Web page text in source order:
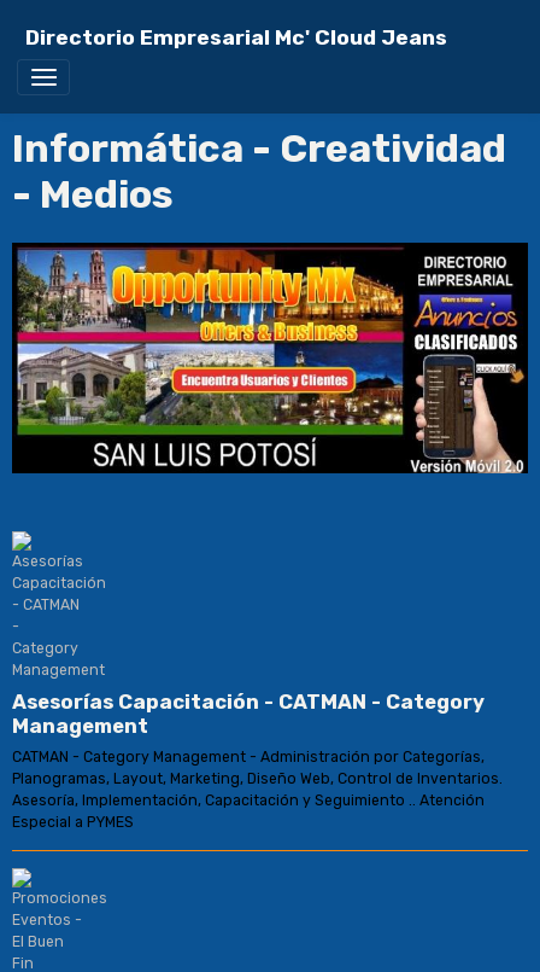
Directorio Empresarial Mc' Cloud Jeans
Informática - Creatividad
- Medios
Asesorías Capacitación - CATMAN - Category
Management
CATMAN - Category Management - Administración por Categorías,
Planogramas, Layout, Marketing, Diseño Web, Control de Inventarios.
Asesoría, Implementación, Capacitación y Seguimiento .. Atención
Especial a PYMES